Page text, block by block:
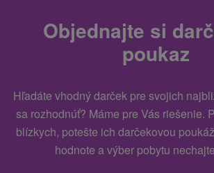
Objednajte si
poukaz
Hľadáte vhodný darček pre svojich
sa rozhodnúť? Máme pre Vás riešenie.
blízkych, potešte ich darčekovou
hodnote a výber pobytu